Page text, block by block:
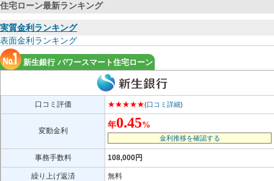
住宅ローン最新ランキング
実質金利ランキング
表面金利ランキング
新生銀行 パワースマート住宅ローン
口コミ評価 ★★★★★(口コミ詳細)
変動金利
年0.45%
金利推移を確認する
事務手数料 108,000円
繰り上げ返済 無料